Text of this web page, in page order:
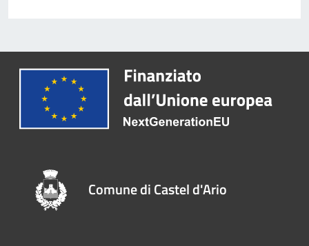
Comune di Castel d'Ario